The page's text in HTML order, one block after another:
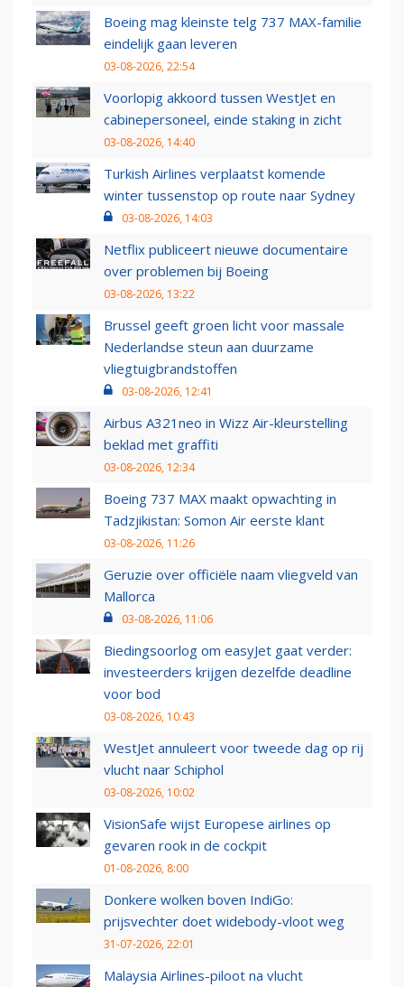
Boeing mag kleinste telg 737 MAX-familie
eindelijk gaan leveren
03-08-2026, 22:54
Voorlopig akkoord tussen WestJet en
cabinepersoneel, einde staking in zicht
03-08-2026, 14:40
Turkish Airlines verplaatst komende
winter tussenstop op route naar Sydney
03-08-2026, 14:03
Netflix publiceert nieuwe documentaire
over problemen bij Boeing
03-08-2026, 13:22
Brussel geeft groen licht voor massale
Nederlandse steun aan duurzame
vliegtuigbrandstoffen
03-08-2026, 12:41
Airbus A321neo in Wizz Air-kleurstelling
beklad met graffiti
03-08-2026, 12:34
Boeing 737 MAX maakt opwachting in
Tadzjikistan: Somon Air eerste klant
03-08-2026, 11:26
Geruzie over officiële naam vliegveld van
Mallorca
03-08-2026, 11:06
Biedingsoorlog om easyJet gaat verder:
investeerders krijgen dezelfde deadline
voor bod
03-08-2026, 10:43
WestJet annuleert voor tweede dag op rij
vlucht naar Schiphol
03-08-2026, 10:02
VisionSafe wijst Europese airlines op
gevaren rook in de cockpit
01-08-2026, 8:00
Donkere wolken boven IndiGo:
prijsvechter doet widebody-vloot weg
31-07-2026, 22:01
Malaysia Airlines-piloot na vlucht